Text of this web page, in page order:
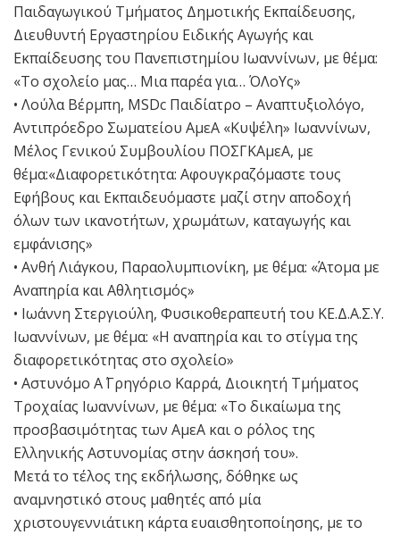
Παιδαγωγικού Τμήματος Δημοτικής Εκπαίδευσης,
Διευθυντή Εργαστηρίου Ειδικής Αγωγής και
Εκπαίδευσης του Πανεπιστημίου Ιωαννίνων, με θέμα:
«Το σχολείο μας… Μια παρέα για… ΌΛοΥς»
• Λούλα Βέρμπη, MSDc Παιδίατρο – Αναπτυξιολόγο,
Αντιπρόεδρο Σωματείου ΑμεΑ «Κυψέλη» Ιωαννίνων,
Μέλος Γενικού Συμβουλίου ΠΟΣΓΚΑμεΑ, με
θέμα:«Διαφορετικότητα: Αφουγκραζόμαστε τους
Εφήβους και Εκπαιδευόμαστε μαζί στην αποδοχή
όλων των ικανοτήτων, χρωμάτων, καταγωγής και
εμφάνισης»
• Ανθή Λιάγκου, Παραολυμπιονίκη, με θέμα: «Άτομα με
Αναπηρία και Αθλητισμός»
• Ιωάννη Στεργιούλη, Φυσικοθεραπευτή του ΚΕ.Δ.Α.Σ.Υ.
Ιωαννίνων, με θέμα: «Η αναπηρία και το στίγμα της
διαφορετικότητας στο σχολείο»
• Αστυνόμο Α΄ Γρηγόριο Καρρά, Διοικητή Τμήματος
Τροχαίας Ιωαννίνων, με θέμα: «Το δικαίωμα της
προσβασιμότητας των ΑμεΑ και ο ρόλος της
Ελληνικής Αστυνομίας στην άσκησή του».
Μετά το τέλος της εκδήλωσης, δόθηκε ως
αναμνηστικό στους μαθητές από μία
χριστουγεννιάτικη κάρτα ευαισθητοποίησης, με το